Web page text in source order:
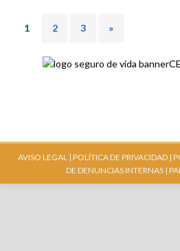
1 2 3 »
AVISO LEGAL | POLÍTICA DE PRIVACIDAD |
DE DENUNCIAS INTERNAS|